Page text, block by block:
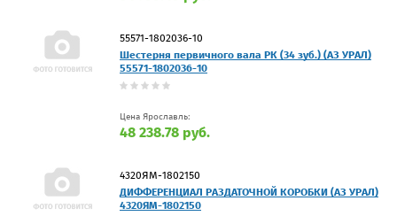
55571-1802036-10
Шестерня первичного вала РК (34 зуб.) (АЗ УРАЛ)
55571-1802036-10
Цена Ярославль:
48 238.78 руб.
4320ЯМ-1802150
ДИФФЕРЕНЦИАЛ РАЗДАТОЧНОЙ КОРОБКИ (АЗ УРАЛ)
4320ЯМ-1802150